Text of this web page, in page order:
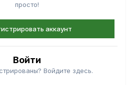
просто!
аккаунт
Войти
Войдите здесь.